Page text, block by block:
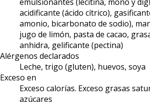
acidificante (ácido cítrico),
amonio, bicarbonato de sodio),
jugo de limón, pasta de cacao,
anhidra, gelificante (pectina)
Alérgenos declarados
Leche, trigo (gluten), huevos, soya
Exceso en
Exceso calorías. Exceso grasas
azúcares